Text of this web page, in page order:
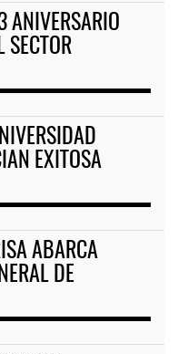
ANIVERSARIO
SECTOR
EXITOSA
ABARCA
DE